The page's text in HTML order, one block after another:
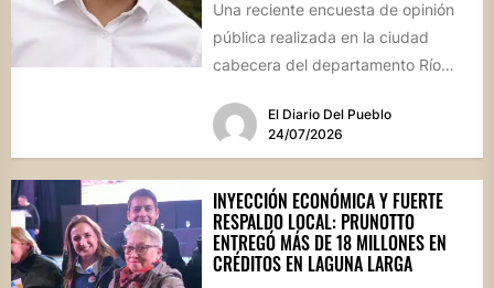
Una reciente encuesta de opinión
pública realizada en la ciudad
cabecera del departamento Río
mandatario...El Diario Del Pueblo
24/07/2026
INYECCIÓN ECONÓMICA Y FUERTE
RESPALDO LOCAL: PRUNOTTO
ENTREGÓ MÁS DE 18 MILLONES EN
CRÉDITOS EN LAGUNA LARGA